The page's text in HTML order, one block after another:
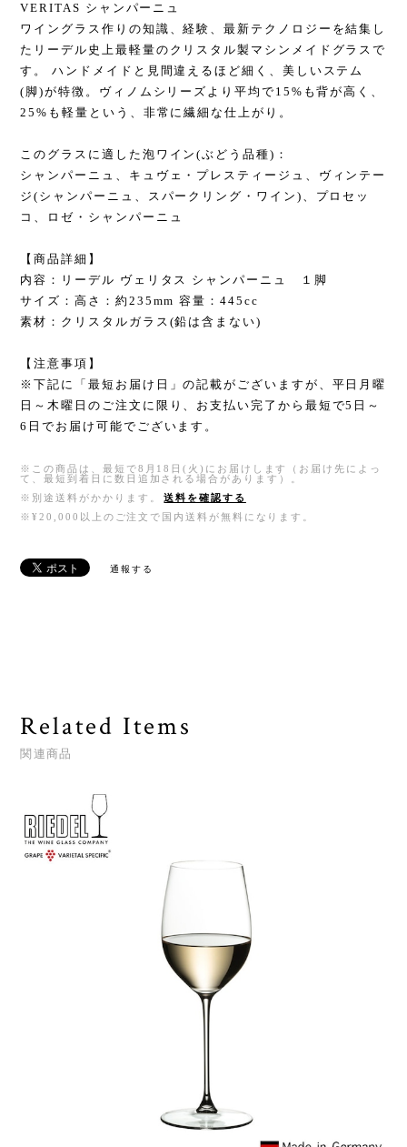
VERITAS シャンパーニュ
ワイングラス作りの知識、経験、最新テクノロジーを結集し
たリーデル史上最軽量のクリスタル製マシンメイドグラスで
す。 ハンドメイドと見間違えるほど細く、美しいステム
(脚)が特徴。ヴィノムシリーズより平均で15%も背が高く、
25%も軽量という、非常に繊細な仕上がり。
このグラスに適した泡ワイン(ぶどう品種)：
シャンパーニュ、キュヴェ・プレスティージュ、ヴィンテー
ジ(シャンパーニュ、スパークリング・ワイン)、プロセッ
コ、ロゼ・シャンパーニュ
【商品詳細】
内容：リーデル ヴェリタス シャンパーニュ １脚
サイズ：高さ：約235mm 容量：445cc
素材：クリスタルガラス(鉛は含まない)
【注意事項】
※下記に「最短お届け日」の記載がございますが、平日月曜
日～木曜日のご注文に限り、お支払い完了から最短で5日～
6日でお届け可能でございます。
※この商品は、最短で8月18日(火)にお届けします（お届け先によっ
て、最短到着日に数日追加される場合があります）。
※別途送料がかかります。
送料を確認する
※¥20,000以上のご注文で国内送料が無料になります。
通報する
Related Items
関連商品